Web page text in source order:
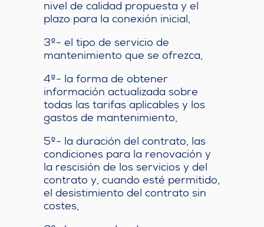
nivel de calidad propuesta y el
plazo para la conexión inicial,
3º- el tipo de servicio de
mantenimiento que se ofrezca,
4º- la forma de obtener
información actualizada sobre
todas las tarifas aplicables y los
gastos de mantenimiento,
5º- la duración del contrato, las
condiciones para la renovación y
la rescisión de los servicios y del
contrato y, cuando esté permitido,
el desistimiento del contrato sin
costes,